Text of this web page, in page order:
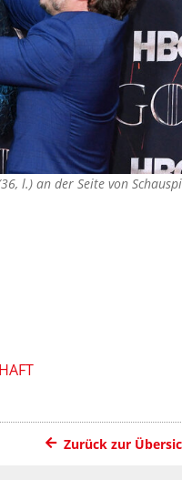
l.) an der Seite von
Zurück zur